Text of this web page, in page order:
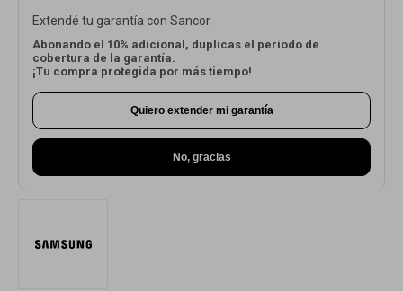
Extendé tu garantía con Sancor
Abonando el 10% adicional, duplicas el período de
cobertura de la garantía.
¡Tu compra protegida por más tiempo!
Quiero extender mi garantía
No, gracias
Movilidad